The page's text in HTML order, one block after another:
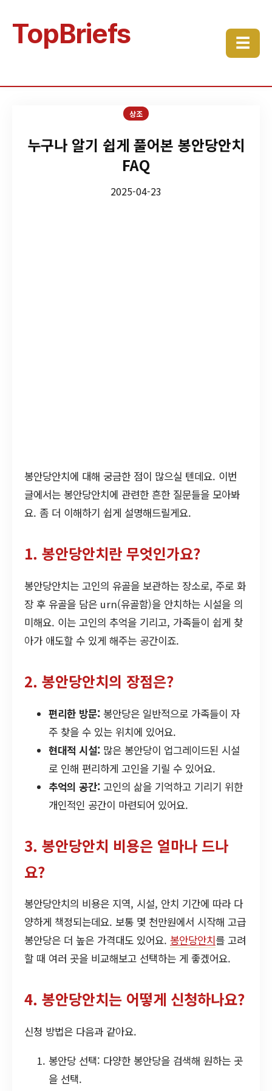
TopBriefs ☰
상조
누구나 알기 쉽게 풀어본 봉안당안치
FAQ
2025-04-23
봉안당안치에 대해 궁금한 점이 많으실 텐데요. 이번
글에서는 봉안당안치에 관련한 흔한 질문들을 모아봐
요. 좀 더 이해하기 쉽게 설명해드릴게요.
1. 봉안당안치란 무엇인가요?
봉안당안치는 고인의 유골을 보관하는 장소로, 주로 화
장 후 유골을 담은 urn(유골함)을 안치하는 시설을 의
미해요. 이는 고인의 추억을 기리고, 가족들이 쉽게 찾
아가 애도할 수 있게 해주는 공간이죠.
2. 봉안당안치의 장점은?
편리한 방문: 봉안당은 일반적으로 가족들이 자
주 찾을 수 있는 위치에 있어요.
현대적 시설: 많은 봉안당이 업그레이드된 시설
로 인해 편리하게 고인을 기릴 수 있어요.
추억의 공간: 고인의 삶을 기억하고 기리기 위한
개인적인 공간이 마련되어 있어요.
3. 봉안당안치 비용은 얼마나 드나
요?
봉안당안치의 비용은 지역, 시설, 안치 기간에 따라 다
양하게 책정되는데요. 보통 몇 천만원에서 시작해 고급
봉안당은 더 높은 가격대도 있어요. 봉안당안치를 고려
할 때 여러 곳을 비교해보고 선택하는 게 좋겠어요.
4. 봉안당안치는 어떻게 신청하나요?
신청 방법은 다음과 같아요.
봉안당 선택: 다양한 봉안당을 검색해 원하는 곳
을 선택.